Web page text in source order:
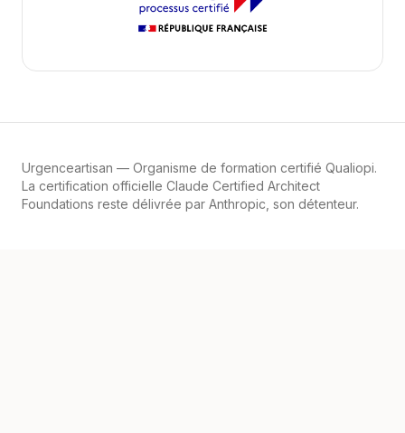
Urgenceartisan — Organisme de formation certifié Qualiopi.
La certification officielle Claude Certified Architect
Foundations reste délivrée par Anthropic, son détenteur.